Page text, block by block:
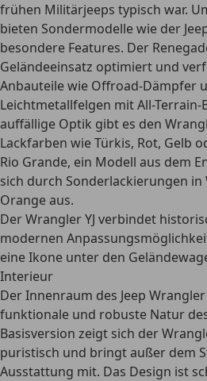
frühen Militärjeeps typisch war.
bieten Sondermodelle wie der
besondere Features. Der
Geländeeinsatz optimiert und
Anbauteile wie Offroad-Dämpfer
Leichtmetallfelgen mit All-Terrain-
auffällige Optik gibt es den
Lackfarben wie Türkis, Rot, Gelb
Rio Grande, ein Modell aus dem
sich durch Sonderlackierungen
Orange aus.
Der Wrangler YJ verbindet
modernen
eine Ikone unter den
Interieur
Der Innenraum des Jeep
funktionale und robuste Natur
Basisversion zeigt sich der
puristisch und bringt außer dem
Ausstattung mit. Das Design ist